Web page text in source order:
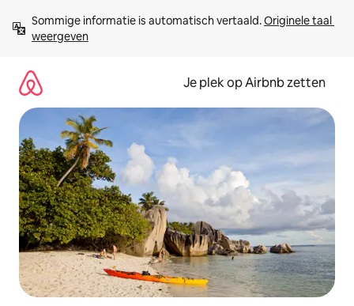
direct
naar
Sommige informatie is automatisch vertaald. Originele taal
weergeven
Je plek op Airbnb zetten